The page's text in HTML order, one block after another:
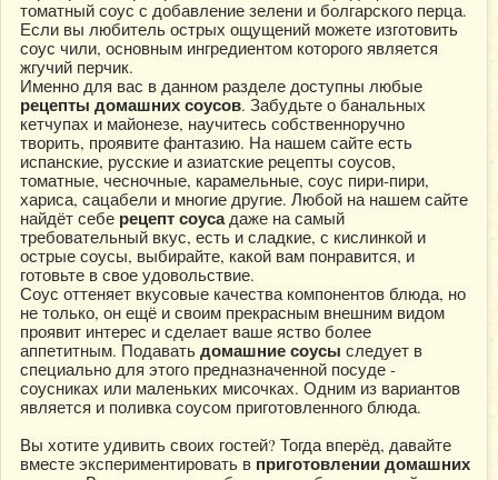
томатный соус с добавление зелени и болгарского перца.
Если вы любитель острых ощущений можете изготовить
соус чили, основным ингредиентом которого является
жгучий перчик.
Именно для вас в данном разделе доступны любые
рецепты домашних соусов. Забудьте о банальных
кетчупах и майонезе, научитесь собственноручно
творить, проявите фантазию. На нашем сайте есть
испанские, русские и азиатские рецепты соусов,
томатные, чесночные, карамельные, соус пири-пири,
хариса, сацабели и многие другие. Любой на нашем сайте
найдёт себе рецепт соусадаже на самый
требовательный вкус, есть и сладкие, с кислинкой и
острые соусы, выбирайте, какой вам понравится, и
готовьте в свое удовольствие.
Соус оттеняет вкусовые качества компонентов блюда, но
не только, он ещё и своим прекрасным внешним видом
проявит интерес и сделает ваше яство более
аппетитным. Подавать домашние соусы следует в
специально для этого предназначенной посуде -
соусниках или маленьких мисочках. Одним из вариантов
является и поливка соусом приготовленного блюда.
Вы хотите удивить своих гостей? Тогда вперёд, давайте
вместе экспериментировать в приготовлении домашних